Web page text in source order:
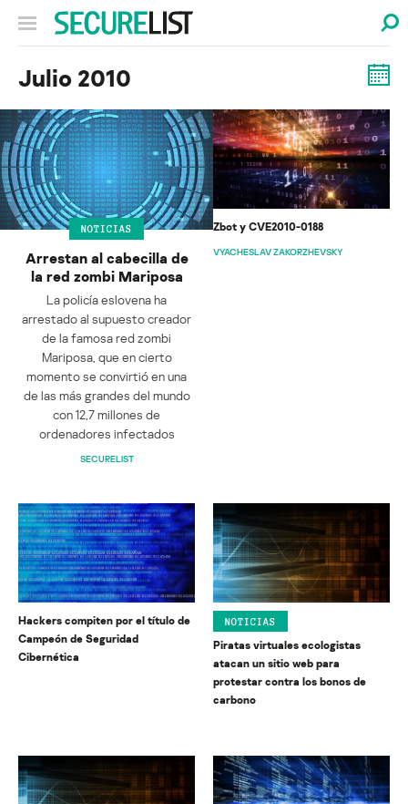
Julio 2010
NOTICIAS
Arrestan al cabecilla de
la red zombi Mariposa
La policía eslovena ha
arrestado al supuesto creador
de la famosa red zombi
Mariposa, que en cierto
momento se convirtió en una
de las más grandes del mundo
con 12,7 millones de
ordenadores infectados
SECURELIST
Zbot y CVE2010-0188
VYACHESLAV ZAKORZHEVSKY
Hackers compiten por el título de
Campeón de Seguridad
Cibernética
NOTICIAS
Piratas virtuales ecologistas
atacan un sitio web para
protestar contra los bonos de
carbono